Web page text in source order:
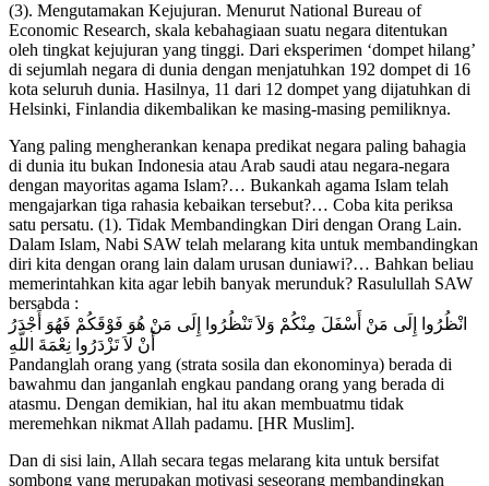
(3). Mengutamakan Kejujuran. Menurut National Bureau of
Economic Research, skala kebahagiaan suatu negara ditentukan
oleh tingkat kejujuran yang tinggi. Dari eksperimen ‘dompet hilang’
di sejumlah negara di dunia dengan menjatuhkan 192 dompet di 16
kota seluruh dunia. Hasilnya, 11 dari 12 dompet yang dijatuhkan di
Helsinki, Finlandia dikembalikan ke masing-masing pemiliknya.
Yang paling mengherankan kenapa predikat negara paling bahagia
di dunia itu bukan Indonesia atau Arab saudi atau negara-negara
dengan mayoritas agama Islam?… Bukankah agama Islam telah
mengajarkan tiga rahasia kebaikan tersebut?… Coba kita periksa
satu persatu. (1). Tidak Membandingkan Diri dengan Orang Lain.
Dalam Islam, Nabi SAW telah melarang kita untuk membandingkan
diri kita dengan orang lain dalam urusan duniawi?… Bahkan beliau
memerintahkan kita agar lebih banyak merunduk? Rasulullah SAW
bersabda :
انْظُرُوا إِلَى مَنْ أَسْفَلَ مِنْكُمْ وَلاَ تَنْظُرُوا إِلَى مَنْ هُوَ فَوْقَكُمْ فَهُوَ أَجْدَرُ
أَنْ لاَ تَزْدَرُوا نِعْمَةَ اللَّهِ
Pandanglah orang yang (strata sosila dan ekonominya) berada di
bawahmu dan janganlah engkau pandang orang yang berada di
atasmu. Dengan demikian, hal itu akan membuatmu tidak
meremehkan nikmat Allah padamu. [HR Muslim].
Dan di sisi lain, Allah secara tegas melarang kita untuk bersifat
sombong yang merupakan motivasi seseorang membandingkan